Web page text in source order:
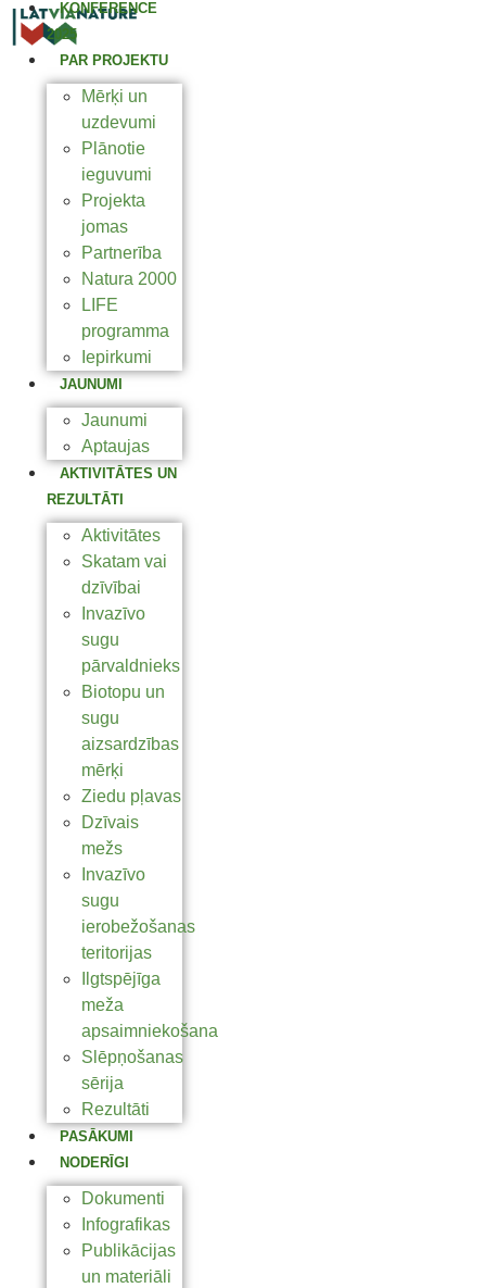
KONFERENCE
2025
PAR PROJEKTU
Mērķi un
uzdevumi
Plānotie
ieguvumi
Projekta
jomas
Partnerība
Natura 2000
LIFE
programma
Iepirkumi
JAUNUMI
Jaunumi
Aptaujas
AKTIVITĀTES UN
REZULTĀTI
Aktivitātes
Skatam vai
dzīvībai
Invazīvo
sugu
pārvaldnieks
Biotopu un
sugu
aizsardzības
mērķi
Ziedu pļavas
Dzīvais
mežs
Invazīvo
sugu
ierobežošanas
teritorijas
Ilgtspējīga
meža
apsaimniekošana
Slēpņošanas
sērija
Rezultāti
PASĀKUMI
NODERĪGI
Dokumenti
Infografikas
Publikācijas
un materiāli